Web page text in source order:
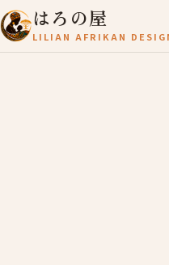
はろの屋
LILIAN AFRIKAN